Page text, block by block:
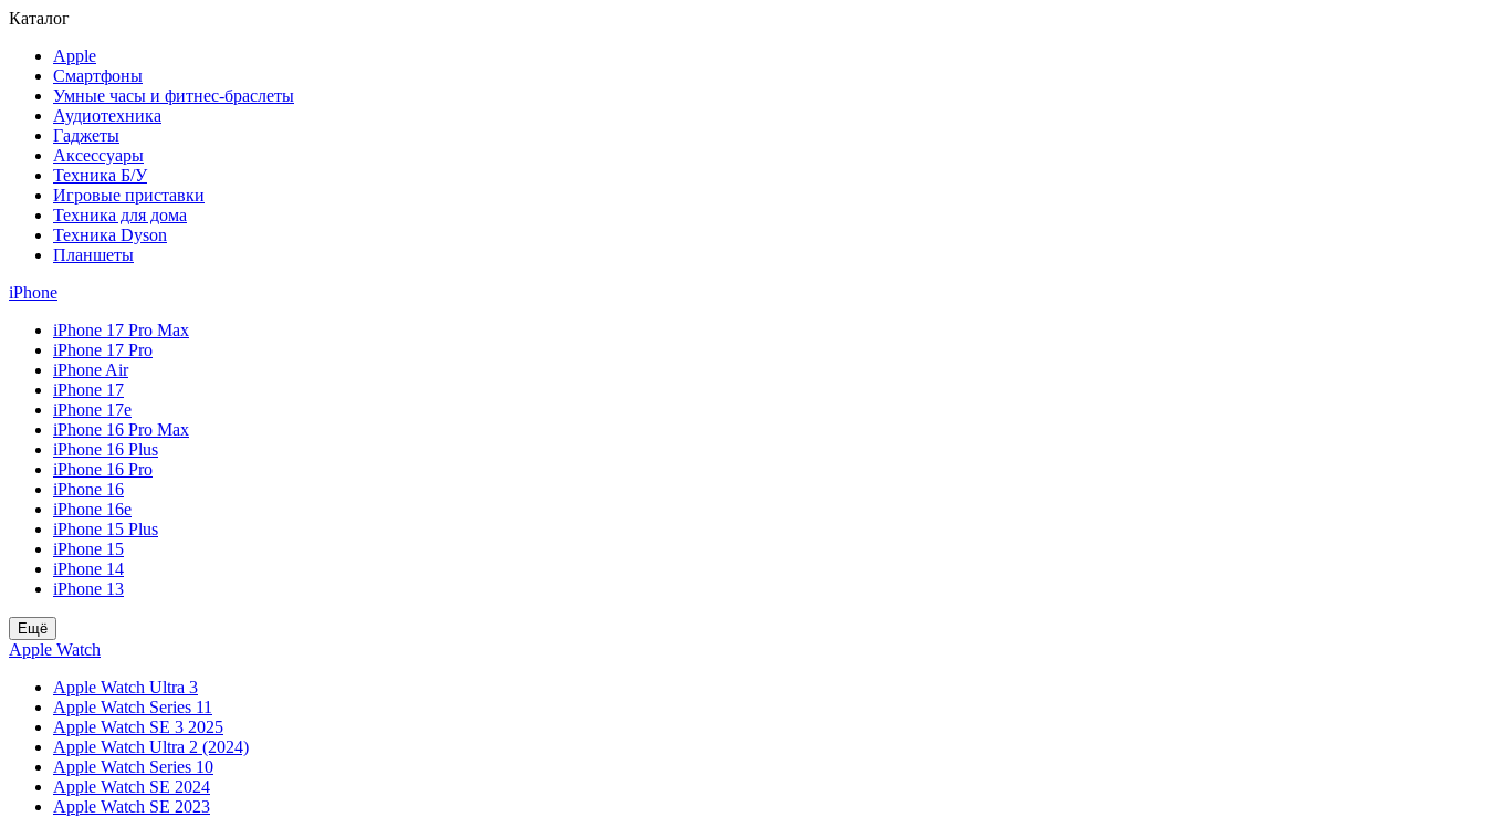
Каталог
Apple
Смартфоны
Умные часы и фитнес-браслеты
Аудиотехника
Гаджеты
Аксессуары
Техника Б/У
Игровые приставки
Техника для дома
Техника Dyson
Планшеты
iPhone
iPhone 17 Pro Max
iPhone 17 Pro
iPhone Air
iPhone 17
iPhone 17e
iPhone 16 Pro Max
iPhone 16 Plus
iPhone 16 Pro
iPhone 16
iPhone 16e
iPhone 15 Plus
iPhone 15
iPhone 14
iPhone 13
Ещё
Apple Watch
Apple Watch Ultra 3
Apple Watch Series 11
Apple Watch SE 3 2025
Apple Watch Ultra 2 (2024)
Apple Watch Series 10
Apple Watch SE 2024
Apple Watch SE 2023